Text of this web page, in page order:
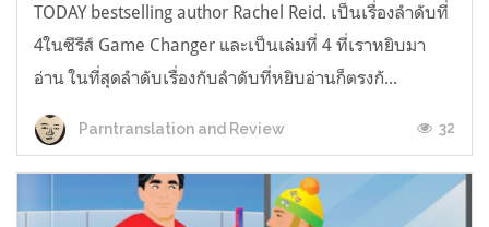
TODAY bestselling author Rachel Reid. เป็นเรื่องลำดับที่
4ในซีรีส์ Game Changer และเป็นเล่มที่ 4 ที่เราหยิบมา
อ่าน ในที่สุดลำดับเรื่องกับลำดับที่หยิบอ่านก็ตรงกั...
Parntranslation and Review 32